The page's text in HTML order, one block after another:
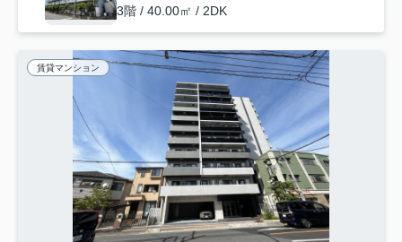
3階 / 40.00㎡ / 2DK
賃貸マンション